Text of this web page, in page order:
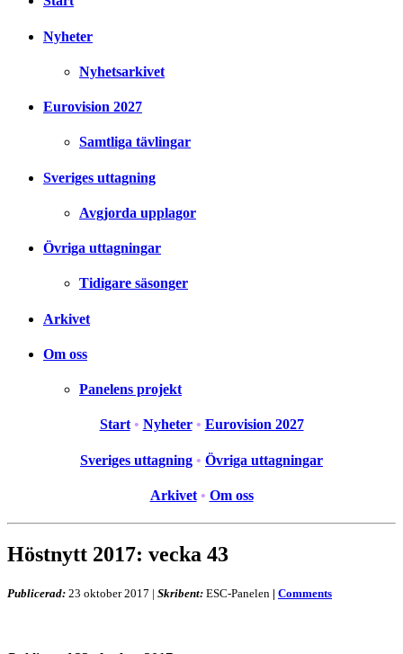
Nyheter
Nyhetsarkivet
Eurovision 2027
Samtliga tävlingar
Sveriges uttagning
Avgjorda upplagor
Övriga uttagningar
Tidigare säsonger
Arkivet
Om oss
Panelens projekt
Start • Nyheter • Eurovision 2027
Sveriges uttagning • Övriga uttagningar
Arkivet • Om oss
Höstnytt 2017: vecka 43
Publicerad: 23 oktober 2017 | Skribent: ESC-Panelen | Comments